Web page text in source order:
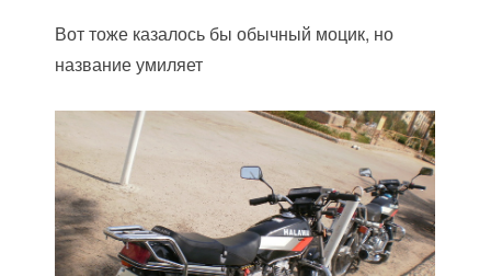
Вот тоже казалось бы обычный моцик, но
название умиляет